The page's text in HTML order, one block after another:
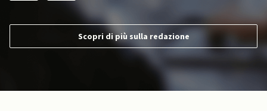
Scopri di più sulla redazione